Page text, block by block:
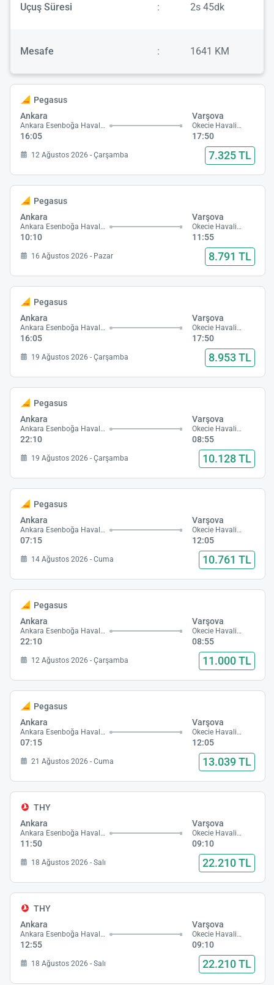
Uçuş Süresi : 2s 45dk
Mesafe : 1641 KM
Pegasus
Ankara
Ankara Esenboğa Havalimanı
16:05
Varşova
Okecie Havalimanı
17:50
12 Ağustos 2026 - Çarşamba 7.325 TL
Pegasus
Ankara
Ankara Esenboğa Havalimanı
10:10
Varşova
Okecie Havalimanı
11:55
16 Ağustos 2026 - Pazar 8.791 TL
Pegasus
Ankara
Ankara Esenboğa Havalimanı
16:05
Varşova
Okecie Havalimanı
17:50
19 Ağustos 2026 - Çarşamba 8.953 TL
Pegasus
Ankara
Ankara Esenboğa Havalimanı
22:10
Varşova
Okecie Havalimanı
08:55
19 Ağustos 2026 - Çarşamba 10.128 TL
Pegasus
Ankara
Ankara Esenboğa Havalimanı
07:15
Varşova
Okecie Havalimanı
12:05
14 Ağustos 2026 - Cuma 10.761 TL
Pegasus
Ankara
Ankara Esenboğa Havalimanı
22:10
Varşova
Okecie Havalimanı
08:55
12 Ağustos 2026 - Çarşamba 11.000 TL
Pegasus
Ankara
Ankara Esenboğa Havalimanı
07:15
Varşova
Okecie Havalimanı
12:05
21 Ağustos 2026 - Cuma 13.039 TL
THY
Ankara
Ankara Esenboğa Havalimanı
11:50
Varşova
Okecie Havalimanı
09:10
18 Ağustos 2026 - Salı 22.210 TL
THY
Ankara
Ankara Esenboğa Havalimanı
12:55
Varşova
Okecie Havalimanı
09:10
18 Ağustos 2026 - Salı 22.210 TL